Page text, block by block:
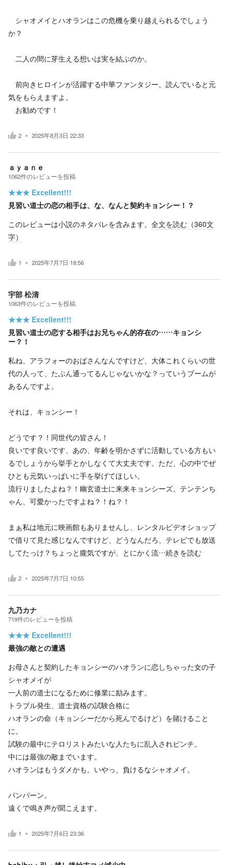
シャオメイとハオランはこの危機を乗り越えられるでしょう
か？
二人の間に芽生える想いは実を結ぶのか。
前向きヒロインが活躍する中華ファンタジー。読んでいると元
気をもらえますよ。
お勧めです！
2 2025年8月3日 22:33
ａｙａｎｅ
1062件のレビューを投稿
★★★ Excellent!!!
見習い道士の恋の相手は、な、なんと契約キョンシー！？
このレビューは小説のネタバレを含みます。 全文を読む（360文
字）
1 2025年7月7日 18:56
宇部 松清
1063件のレビューを投稿
★★★ Excellent!!!
見習い道士の恋する相手はお兄ちゃん的存在の……キョンシ
ー？！
私ね、アラフォーのおばさんなんですけど、大体これくらいの世
代の人って、たぶん通ってるんじゃないかな？っていうブームが
あるんですよ。
それは、キョンシー！
どうです？！同世代の皆さん！
良いです良いです、あの、年齢を明かさずに活動している方もい
るでしょうから挙手とかしなくて大丈夫です。ただ、心の中でぜ
ひとも元気いっぱいに手を挙げてほしい。
流行りましたよね？！幽玄道士に来来キョンシーズ。テンテンち
ゃん、可愛かったですよね？！ね？！
まぁ私は地元に映画館もありませんし、レンタルビデオショップ
で借りて見た感じなんですけど、どうなんだろ、テレビでも放送
してたっけ？ちょっと朧気ですが、とにかく流…続きを読む
2 2025年7月7日 10:55
九乃カナ
719件のレビューを投稿
★★★ Excellent!!!
最強の敵との遭遇
お母さんと契約したキョンシーのハオランに恋しちゃった女の子
シャオメイが
一人前の道士になるために修業に励みます。
トラブル発生、道士資格の試験合格に
ハオランの命（キョンシーだから死んでるけど）を賭けること
に。
試験の最中にテロリストみたいな人たちに乱入されピンチ。
中には最強の敵までいます。
ハオランはもうダメかも。いやっ、負けるなシャオメイ。
パンパーン。
遠くで鳴き声が聞こえます。
1 2025年7月6日 23:36